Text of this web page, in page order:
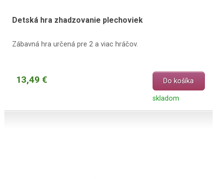
Detská hra zhadzovanie plechoviek
Zábavná hra určená pre 2 a viac hráčov.
13,49 € Do košíka
skladom